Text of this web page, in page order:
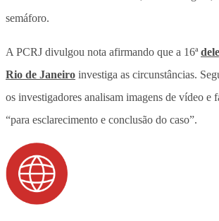
semáforo.
A PCRJ divulgou nota afirmando que a 16ª
Rio de Janeiro investiga as circunstâncias.
os investigadores analisam imagens de vídeo e
“para esclarecimento e conclusão do caso”.